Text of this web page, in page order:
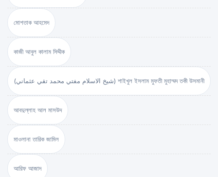
মোশতাক আহমেদ
কাজী আবুল কালাম সিদ্দীক
(شيخ الاسلام مفتي محمد تقي عثماني) শাইখুল ইসলাম মুফতী মুহাম্মদ তকী উসমানী
আবদুল্লাহ আল মাসউদ
মাওলানা তারিক জামিল
আরিফ আজাদ